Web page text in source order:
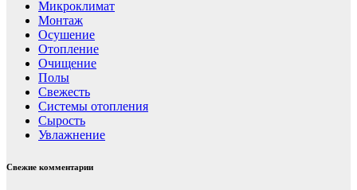
Микроклимат
Монтаж
Осушение
Отопление
Очищение
Полы
Свежесть
Системы отопления
Сырость
Увлажнение
Свежие комментарии